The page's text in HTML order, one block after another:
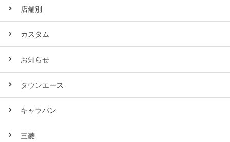
店舗別
カスタム
お知らせ
タウンエース
キャラバン
三菱